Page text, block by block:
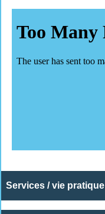
Services / vie pratique